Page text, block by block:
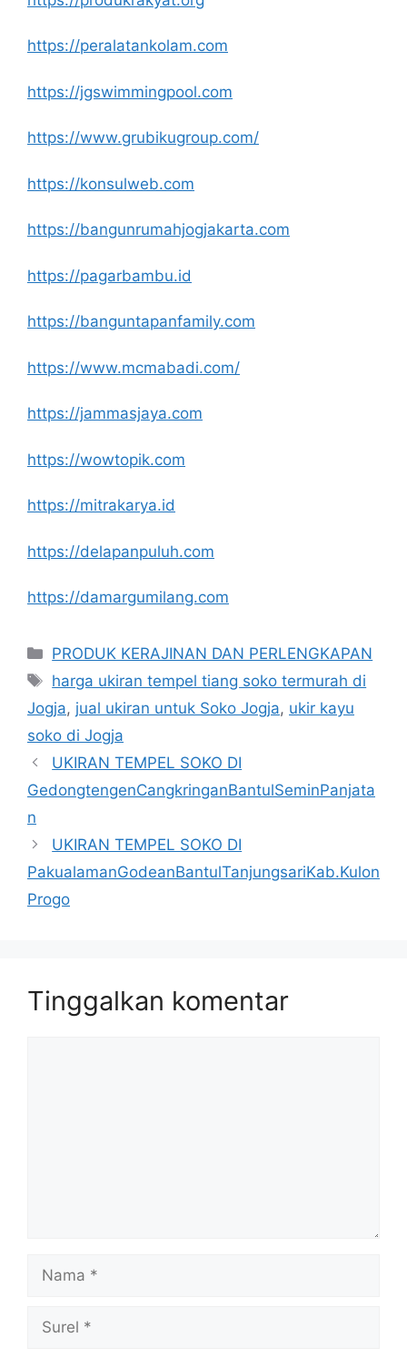
https://peralatankolam.com
https://jgswimmingpool.com
https://www.grubikugroup.com/
https://konsulweb.com
https://bangunrumahjogjakarta.com
https://pagarbambu.id
https://banguntapanfamily.com
https://www.mcmabadi.com/
https://jammasjaya.com
https://wowtopik.com
https://mitrakarya.id
https://delapanpuluh.com
https://damargumilang.com
Kategori
PRODUK KERAJINAN DAN PERLENGKAPAN
Tag
harga ukiran tempel tiang soko termurah di
Jogja, jual ukiran untuk Soko Jogja, ukir kayu
soko di Jogja
UKIRAN TEMPEL SOKO DI
GedongtengenCangkringanBantulSeminPanjata
n
UKIRAN TEMPEL SOKO DI
PakualamanGodeanBantulTanjungsariKab.Kulon
Progo
Tinggalkan komentar
Nama
Surel